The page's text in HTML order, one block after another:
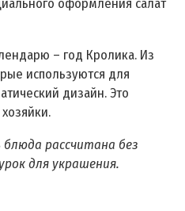
оформления салат
– год Кролика. Из
используются для
дизайн. Это
блюда рассчитана без
для украшения.